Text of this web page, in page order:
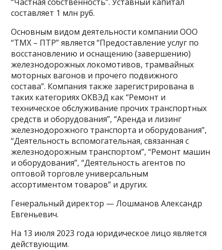
составляет 1 млн руб.
Основным видом деятельности компании ООО
“ТМХ – ПТР” является “Предоставление услуг по
восстановлению и оснащению (завершению)
железнодорожных локомотивов, трамвайных
моторных вагонов и прочего подвижного
состава”. Компания также зарегистрирована в
таких категориях ОКВЭД как “Ремонт и
техническое обслуживание прочих транспортных
средств и оборудования”, “Аренда и лизинг
железнодорожного транспорта и оборудования”,
“Деятельность вспомогательная, связанная с
железнодорожным транспортом”, “Ремонт машин
и оборудования”, “Деятельность агентов по
оптовой торговле универсальным
ассортиментом товаров” и других.
Генеральный директор — Лошманов Александр
Евгеньевич.
На 13 июля 2023 года юридическое лицо является
действующим.